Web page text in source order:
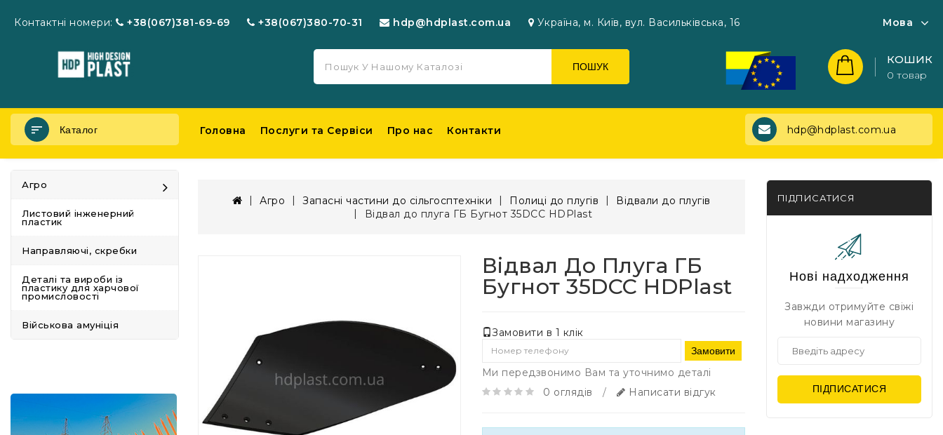
Контактні номери: +38(067)381-69-69 +38(067)380-70-31 hdp@hdplast.com.ua Українa, м. Київ, вул. Васильківська, 16 Мова
ПОШУК
КОШИК
0 товар
Каталог
Агро
Листовий інженерний
пластик
Направляючі, скребки
Деталі та вироби із
пластику для харчової
промисловості
Військова амуніція
Головна Послуги та Сервіси Про нас Контакти hdp@hdplast.com.ua
Агро Запасні частини до сільгосптехніки Полиці до плугів
Відвали до плугів
Відвал до плуга ГБ Бугнот 35DCC HDPlast
Відвал До Плуга ГБ
Бугнот 35DCC HDPlast
Замовити в 1 клік
Замовити
Ми передзвонимо Вам та уточнимо деталі
0 оглядів
/ Написати відгук
ПІДПИСАТИСЯ
Нові надходження
Завжди отримуйте свіжі
новини магазину
ПІДПИСАТИСЯ